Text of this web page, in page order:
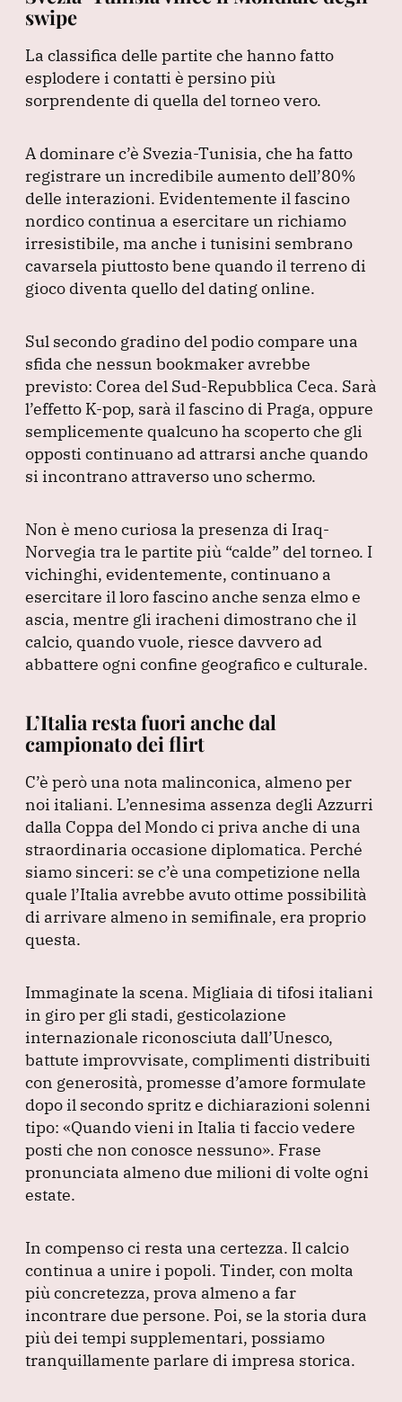
swipe
La classifica delle partite che hanno fatto
esplodere i contatti è persino più
sorprendente di quella del torneo vero.
A dominare c’è Svezia-Tunisia, che ha fatto
registrare un incredibile aumento dell’80%
delle interazioni. Evidentemente il fascino
nordico continua a esercitare un richiamo
irresistibile, ma anche i tunisini sembrano
cavarsela piuttosto bene quando il terreno di
gioco diventa quello del dating online.
Sul secondo gradino del podio compare una
sfida che nessun bookmaker avrebbe
previsto: Corea del Sud-Repubblica Ceca. Sarà
l’effetto K-pop, sarà il fascino di Praga, oppure
semplicemente qualcuno ha scoperto che gli
opposti continuano ad attrarsi anche quando
si incontrano attraverso uno schermo.
Non è meno curiosa la presenza di Iraq-
Norvegia tra le partite più “calde” del torneo. I
vichinghi, evidentemente, continuano a
esercitare il loro fascino anche senza elmo e
ascia, mentre gli iracheni dimostrano che il
calcio, quando vuole, riesce davvero ad
abbattere ogni confine geografico e culturale.
L’Italia resta fuori anche dal
campionato dei flirt
C’è però una nota malinconica, almeno per
noi italiani. L’ennesima assenza degli Azzurri
dalla Coppa del Mondo ci priva anche di una
straordinaria occasione diplomatica. Perché
siamo sinceri: se c’è una competizione nella
quale l’Italia avrebbe avuto ottime possibilità
di arrivare almeno in semifinale, era proprio
questa.
Immaginate la scena. Migliaia di tifosi italiani
in giro per gli stadi, gesticolazione
internazionale riconosciuta dall’Unesco,
battute improvvisate, complimenti distribuiti
con generosità, promesse d’amore formulate
dopo il secondo spritz e dichiarazioni solenni
tipo: «Quando vieni in Italia ti faccio vedere
posti che non conosce nessuno». Frase
pronunciata almeno due milioni di volte ogni
estate.
In compenso ci resta una certezza. Il calcio
continua a unire i popoli. Tinder, con molta
più concretezza, prova almeno a far
incontrare due persone. Poi, se la storia dura
più dei tempi supplementari, possiamo
tranquillamente parlare di impresa storica.